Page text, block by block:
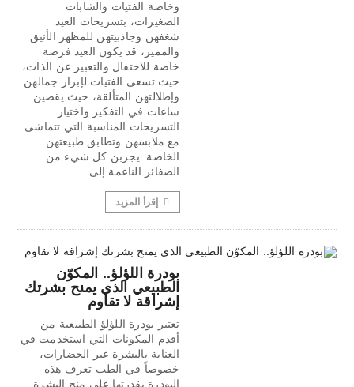
وخاصة الفتيات والشابات
الصغيرات، بتسريحات العيد
شغفهن وجاذبيتهن للمظهر الأنيق
والمميز، قد يكون العيد فرصة
خاصة للاحتفال والتعبير عن الذات،
حيث تسعى الفتيات لإبراز جمالهن
وإطلالتهن المتألقة، حيث يقضين
ساعات في التفكير واختيار
التسريحات المناسبة التي تتماشى
مع ملابسهن وتطابق طبيعتهن
الخاصة. يجربن كل شيء من
الضفائر الناعمة إلى…
إقرأ المزيد
بودرة اللؤلؤ.. المكوّن
الطبيعي الذي يمنح بشرتك
إشراقة لا تقاوم
تعتبر بودرة اللؤلؤ الطبيعية من
أقدم المكونات التي استخدمت في
العناية بالبشرة عبر الحضارات،
خصوصاً في الطب تعرف هذه
البودرة بقدرتها على منح البشرة